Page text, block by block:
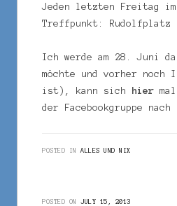
Jeden letzten Freitag im
Treffpunkt: Rudolfplatz
Ich werde am 28. Juni
möchte und vorher
ist), kann sich
hier
der Facebookgruppe
POSTED INALLES UND NIX
POSTED ON JULY 15, 2013